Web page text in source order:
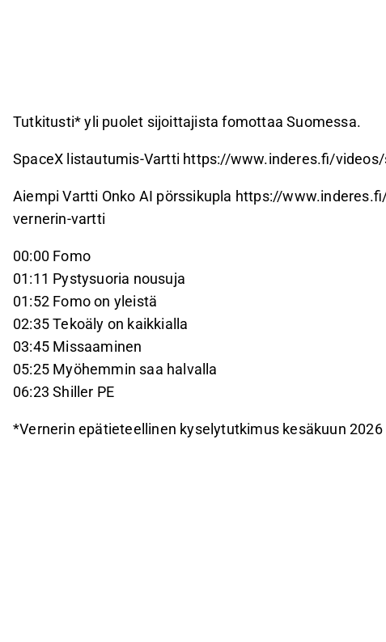
Tutkitusti* yli puolet sijoittajista fomottaa Suomessa.
SpaceX listautumis-Vartti https://www.inderes.fi/
Aiempi Vartti Onko AI pörssikupla https://
vernerin-vartti
00:00 Fomo
01:11 Pystysuoria nousuja
01:52 Fomo on yleistä
02:35 Tekoäly on kaikkialla
03:45 Missaaminen
05:25 Myöhemmin saa halvalla
06:23 Shiller PE
*Vernerin epätieteellinen kyselytutkimus kesäkuun 2026